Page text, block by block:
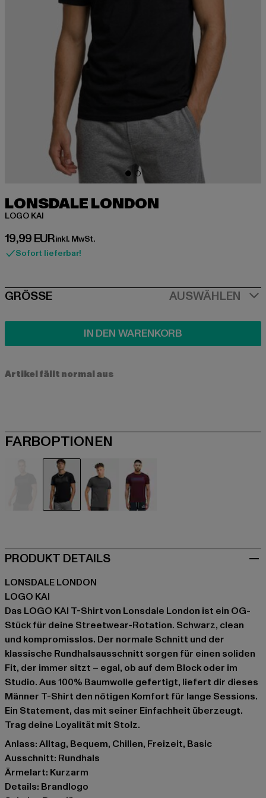
LONSDALE LONDON
LOGO KAI
19,99 EUR
Derzeitiger Preis: 19,99 EUR
inkl. MwSt.
Sofort lieferbar!
SIZE
GRÖSSE AUSWÄHLEN
IN DEN WARENKORB
Artikel fällt normal aus
FARBOPTIONEN
PRODUKT DETAILS
LONSDALE LONDON
LOGO KAI
Das LOGO KAI T-Shirt von Lonsdale London ist ein OG-
Stück für deine Streetwear-Rotation. Schwarz, clean
und kompromisslos. Der normale Schnitt und der
klassische Rundhalsausschnitt sorgen für einen soliden
Fit, der immer sitzt – egal, ob auf dem Block oder im
Studio. Aus 100% Baumwolle gefertigt, liefert dir dieses
Männer T-Shirt den nötigen Komfort für lange Sessions.
Ein Statement, das mit seiner Einfachheit überzeugt.
Trag deine Loyalität mit Stolz.
Anlass: Alltag, Bequem, Chillen, Freizeit, Basic
Ausschnitt: Rundhals
Ärmelart: Kurzarm
Details: Brandlogo